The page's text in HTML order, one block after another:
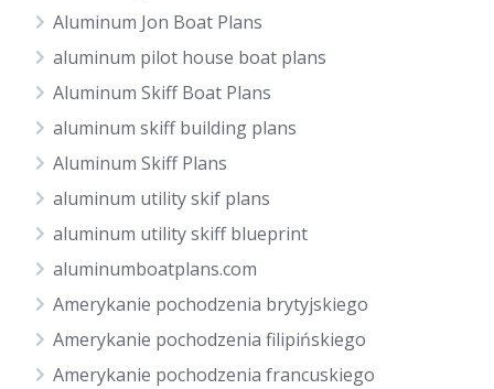
Aluminum Jon Boat Plans
aluminum pilot house boat plans
Aluminum Skiff Boat Plans
aluminum skiff building plans
Aluminum Skiff Plans
aluminum utility skif plans
aluminum utility skiff blueprint
aluminumboatplans.com
Amerykanie pochodzenia brytyjskiego
Amerykanie pochodzenia filipińskiego
Amerykanie pochodzenia francuskiego